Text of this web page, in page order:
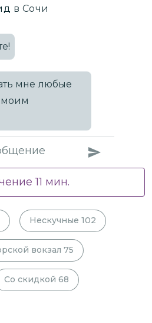
в Сочи
мне любые
моим
11 мин.
Нескучные 102
вокзал 75
Со скидкой 68